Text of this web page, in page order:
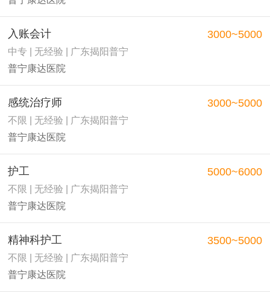
入账会计
中专 | 无经验 | 广东揭阳普宁
普宁康达医院
3000~5000
感统治疗师
不限 | 无经验 | 广东揭阳普宁
普宁康达医院
3000~5000
护工
不限 | 无经验 | 广东揭阳普宁
普宁康达医院
5000~6000
精神科护工
不限 | 无经验 | 广东揭阳普宁
普宁康达医院
3500~5000